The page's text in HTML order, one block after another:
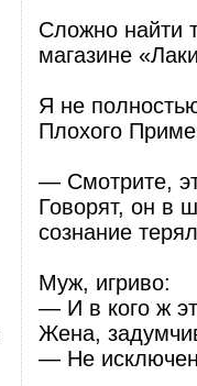
Сложно найти
магазине
Я не
Плохого
— Смотрите,
Говорят, он в
сознание
Муж, игриво:
— И в кого ж
Жена,
— Не